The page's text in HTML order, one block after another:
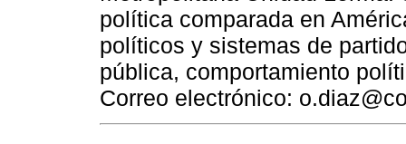
política comparada en
políticos y sistemas de
pública, comportamiento
Correo electrónico: